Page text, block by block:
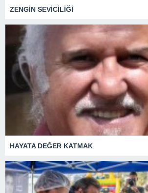
ZENGİN SEVİCİLİĞİ
HAYATA DEĞER KATMAK